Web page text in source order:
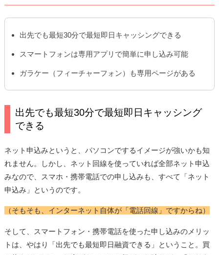
出先でも最短30分で最短即日キャッシングできる
スマートフォンは専用アプリで簡単に申し込み可能
ガラケー（フィーチャーフォン）も専用ページがある
出先でも最短30分で最短即日キャッシング
できる
ネット申込みというと、パソコンでするイメージが強いかも知
れません。しかし、ネット回線を使っていれば全部ネット申込
みなので、スマホ・携帯電話での申し込みも、すべて「ネット
申込み」というのです。
（そもそも、インターネット自体が「電話回線」ですからね）
そして、スマートフォン・携帯電話を使った申し込みのメリッ
トは、やはり「出先でも最短即日融資できる」ということ。買